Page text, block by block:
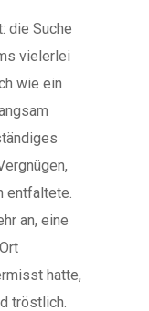
die Suche
vielerlei
wie ein
entfaltete.
an, eine
hatte,
tröstlich.